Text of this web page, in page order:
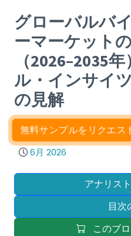
グローバルバ
ーマーケット
（2026–2035
ル・インサイ
の見解
無料サンプルをリクエス
6月 2026
アナリス
目次
このブ